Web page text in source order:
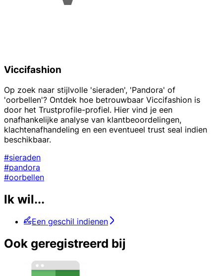
Viccifashion
Op zoek naar stijlvolle 'sieraden', 'Pandora' of
'oorbellen'? Ontdek hoe betrouwbaar Viccifashion is
door het Trustprofile-profiel. Hier vind je een
onafhankelijke analyse van klantbeoordelingen,
klachtenafhandeling en een eventueel trust seal indien
beschikbaar.
#sieraden
#pandora
#oorbellen
Ik wil...
Een geschil indienen
Ook geregistreerd bij